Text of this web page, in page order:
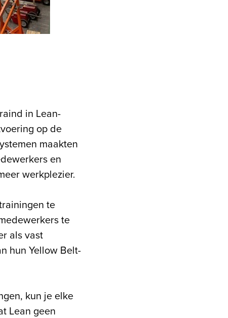
in Lean-
op de
maakten
en
werkplezier.
te
te
als vast
hun Yellow Belt-
kun je elke
Lean geen